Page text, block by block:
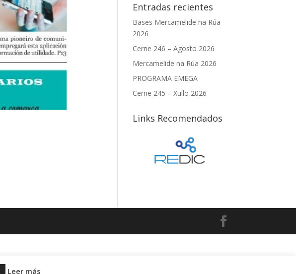
Entradas recientes
Bases Mercamelide na Rúa
2026
Cerne 246 – Agosto 2026
Mercamelide na Rúa 2026
PROGRAMA EMEGA
Cerne 245 – Xullo 2026
Links Recomendados
Leer más